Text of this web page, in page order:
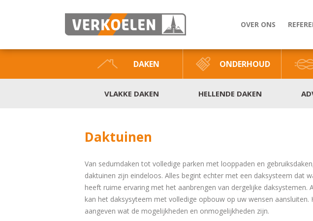
OVER ONS
DAKEN ONDERHOUD
VLAKKE DAKEN HELLENDE DAKEN
Daktuinen
Van sedumdaken tot volledige parken met looppaden en
daktuinen zijn eindeloos. Alles begint echter met een daksysteem dat
heeft ruime ervaring met het aanbrengen van dergelijke daksystemen.
kan het daksysyteem met volledige opbouw op uw wensen aansluiten.
aangeven wat de mogelijkheden en onmogelijkheden zijn.